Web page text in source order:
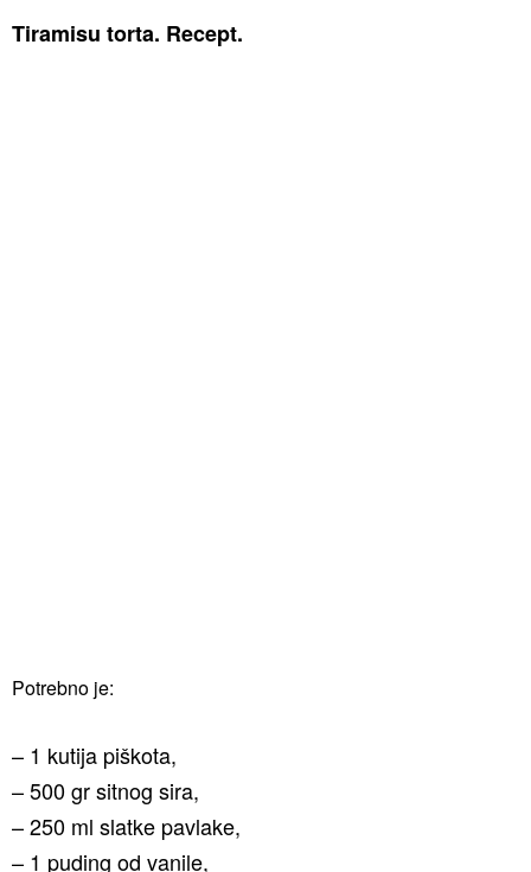
Tiramisu torta. Recept.
Potrebno je:
– 1 kutija piškota,
– 500 gr sitnog sira,
– 250 ml slatke pavlake,
– 1 puding od vanile,